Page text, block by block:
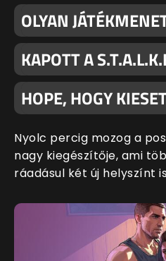
OLYAN
KAPOTT A
HOPE, HOGY
Nyolc percig mozog a
nagy kiegészítője, ami
ráadásul két új helyszínt